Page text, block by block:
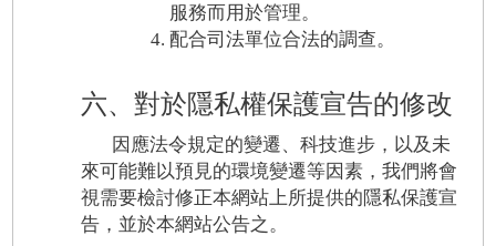
服務而用於管理。
配合司法單位合法的調查。
六、對於隱私權保護宣告的修改
因應法令規定的變遷、科技進步，以及未
來可能難以預見的環境變遷等因素，我們將會
視需要檢討修正本網站上所提供的隱私保護宣
告，並於本網站公告之。